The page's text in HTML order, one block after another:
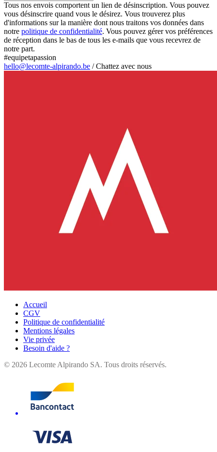
Tous nos envois comportent un lien de désinscription. Vous pouvez
vous désinscrire quand vous le désirez. Vous trouverez plus
d'informations sur la manière dont nous traitons vos données dans
notre politique de confidentialité. Vous pouvez gérer vos préférences
de réception dans le bas de tous les e-mails que vous recevrez de
notre part.
#equipetapassion
hello@lecomte-alpirando.be /Chattez avec nous
Accueil
CGV
Politique de confidentialité
Mentions légales
Vie privée
Besoin d'aide ?
© 2026 Lecomte Alpirando SA. Tous droits réservés.